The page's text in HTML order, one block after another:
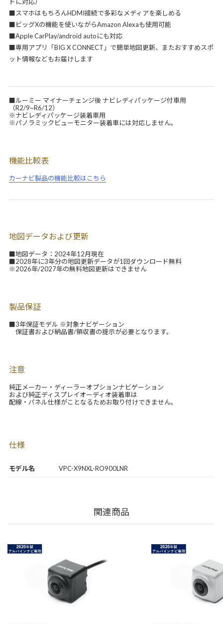
モデル名 VPC-X9NXL-RO900LNR
■スマホはもちろんHDMI接続で多彩なメディアを楽しめる
■ビッグXの機能を使いながらAmazon Alexaも使用可能
■Apple CarPlay/android autoにも対応
■専用アプリ「BIG X CONNECT」で簡単地図更新、またおすすめスポ
ット情報などもお届けします
■ルーミー マイナーチェンジ後 ナビレディパッケージ付車用
（R2/9~R6/12）
※ナビレディパッケージ装着車用
※パノラミックビューモニター装着車には対応しません。
機能比較表
カーナビ製品の機能比較はこちら
地図データおよび更新
■地図データ：2024年12月現在
■2028年に3年分の地図更新データが1回ダウンロード無料
※2026年/2027年の無料地図更新はできません
製品保証
■3年保証モデル ※対象ナビゲーション
保証書および納品書/領収書の提示が必要となります。
注意
純正メーカー・ディーラーオプションナビゲーション
および純正ディスプレイオーディオ装着車は
配線・パネル仕様がことなるためお取り付けできません。
仕様
関連商品